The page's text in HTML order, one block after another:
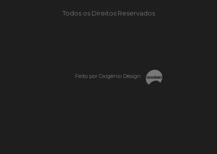
Todos os Direitos Reservados
Feito por Oxigênio Design